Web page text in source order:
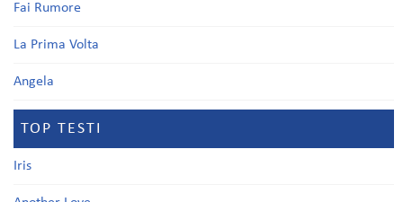
Fai Rumore
La Prima Volta
Angela
TOP TESTI
Iris